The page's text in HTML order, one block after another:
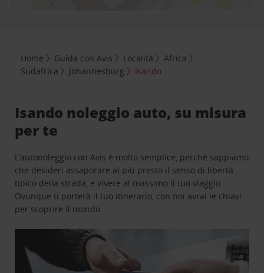
Home Guida con Avis Località
Africa
Sudafrica
Johannesburg Isando
Isando noleggio auto, su misura
per te
L’autonoleggio con Avis è molto semplice, perchè sappiamo
che desideri assaporare al più presto il senso di libertà
tipico della strada, e vivere al massimo il tuo viaggio.
Ovunque ti porterà il tuo itinerario, con noi avrai le chiavi
per scoprire il mondo.